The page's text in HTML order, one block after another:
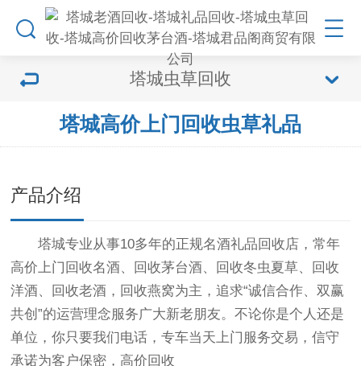
塔城虫草回收
塔城高价上门回收虫草礼品
产品介绍
塔城专业从事10多年的正规名酒礼品回收店，常年
高价上门回收名酒、回收茅台酒、回收冬虫夏草、回收
洋酒、回收老酒，回收燕窝为主，追求“诚信合作、双赢
共创”的运营理念服务广大新老朋友。不论你是个人还是
单位，你只要我们电话，专车当天上门服务交易，信守
承诺为客户保密，高价回收